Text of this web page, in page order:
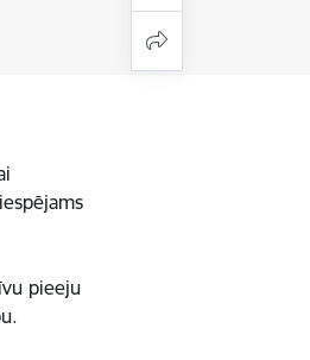
pieeju